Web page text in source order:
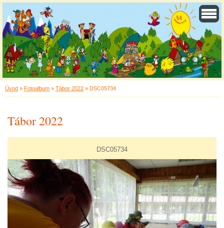
Úvod » Fotoalbum » Tábor 2022 » DSC05734
Tábor 2022
DSC05734